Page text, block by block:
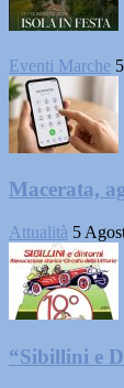
Eventi Marche
Macerata,
Attualità 5
“Sibillini e